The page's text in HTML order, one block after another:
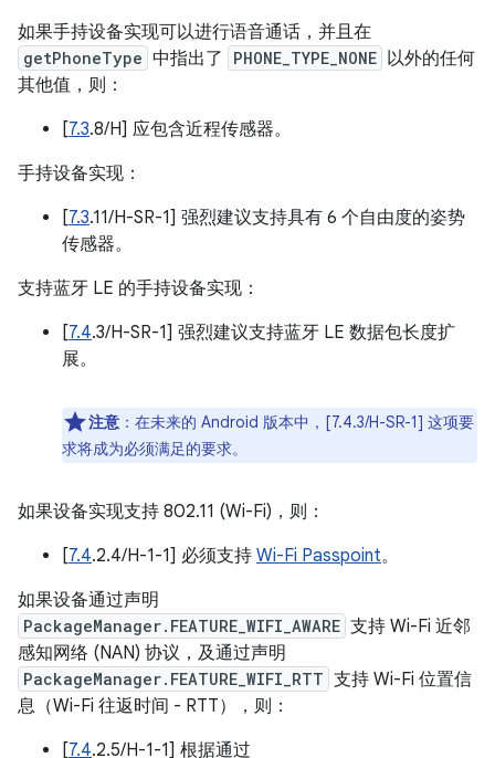
如果手持设备实现可以进行语音通话，并且在
getPhoneType 中指出了 PHONE_TYPE_NONE 以外的任何
其他值，则：
[7.3.8/H] 应包含近程传感器。
手持设备实现：
[7.3.11/H-SR-1] 强烈建议支持具有 6 个自由度的姿势
传感器。
支持蓝牙 LE 的手持设备实现：
[7.4.3/H-SR-1] 强烈建议支持蓝牙 LE 数据包长度扩
展。
注意 ：在未来的 Android 版本中，[7.4.3/H-SR-1] 这项要
求将成为必须满足的要求。
如果设备实现支持 802.11 (Wi-Fi)，则：
[7.4.2.4/H-1-1] 必须支持 Wi-Fi Passpoint。
如果设备通过声明
PackageManager.FEATURE_WIFI_AWARE 支持 Wi-Fi 近邻
感知网络 (NAN) 协议，及通过声明
PackageManager.FEATURE_WIFI_RTT 支持 Wi-Fi 位置信
息（Wi-Fi 往返时间 - RTT），则：
[7.4.2.5/H-1-1] 根据通过